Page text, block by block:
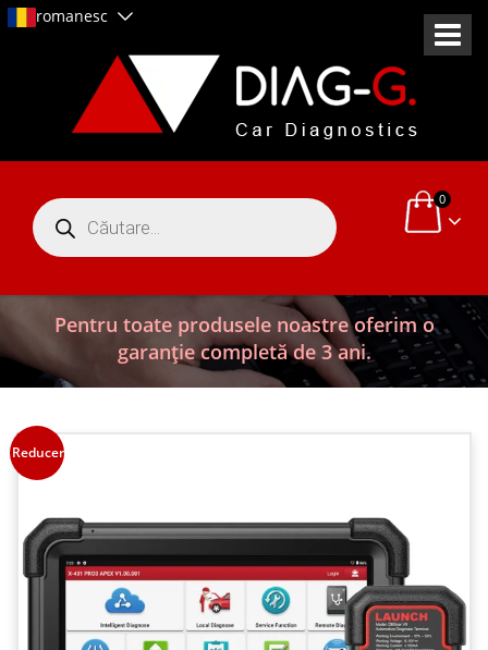
romanesc
Products
search
0
Pentru toate produsele noastre oferim o
garanție completă de 3 ani.
Reduceri!